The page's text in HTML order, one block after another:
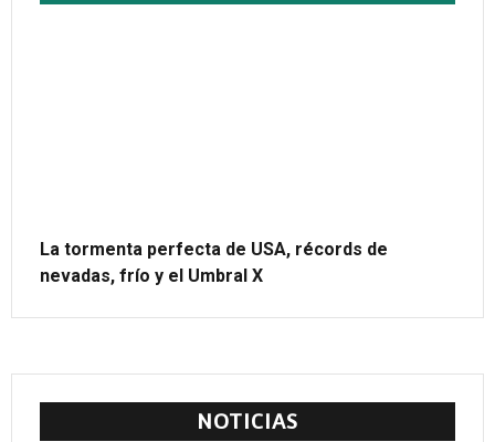
La tormenta perfecta de USA, récords de
nevadas, frío y el Umbral X
NOTICIAS